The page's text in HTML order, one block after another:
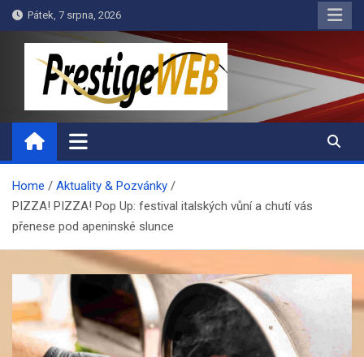
Skip
to
Pátek, 7 srpna, 2026
PrestigeWEB
Home
Aktuality & Pozvánky
PIZZA! PIZZA! Pop Up: festival italských vůní a chutí vás
přenese pod apeninské slunce